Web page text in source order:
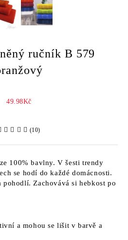
ručník B 579
49.98Kč
(10)
100% bavlny. V šesti trendy
se hodí do každé domácnosti.
Zachovává si hebkost po
a mohou se lišit v barvě a